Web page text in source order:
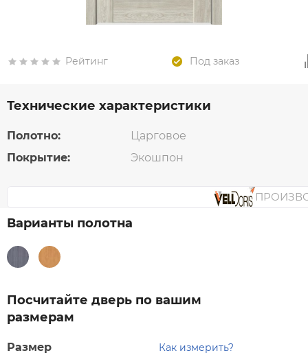
Рейтинг Под заказ
Технические характеристики
Полотно:
Царговое
Покрытие:
Экошпон
Варианты полотна
Посчитайте дверь по вашим
размерам
Размер Как измерить?